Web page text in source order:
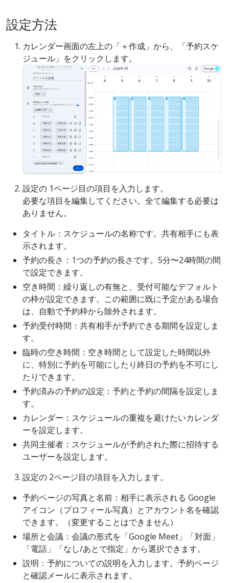
設定方法
カレンダー画面の左上の「＋作成」から、「予約スケ
ジュール」をクリックします。
設定の 1ページ目の項目を入力します。
必要な項目を編集してください。全て編集する必要は
ありません。
タイトル：スケジュールの名称です。共有相手にも表
示されます。
予約の長さ：1つの予約の長さです。5分〜24時間の間
で設定できます。
空き時間：繰り返しの有無と、受付可能なデフォルト
の枠が設定できます。この範囲に既に予定がある場合
は、自動で予約枠から除外されます。
予約受付時間：共有相手が予約できる期間を設定しま
す。
臨時の空き時間：空き時間として設定した時間以外
に、特別に予約を可能にしたり終日の予約を不可にし
たりできます。
予約済みの予約の設定：予約と予約の間隔を設定しま
す。
カレンダー：スケジュールの重複を避けたいカレンダ
ーを設定します。
共同主催者：スケジュールが予約された際に招待する
ユーザーを設定します。
設定の 2ページ目の項目を入力します。
予約ページの写真と名前：相手に表示される Google
アイコン（プロフィール写真）とアカウント名を確認
できます。（変更することはできません）
場所と会議：会議の形式を「Google Meet」「対面」
「電話」「なし/あとで指定」から選択できます。
説明：予約についての説明を入力します。予約ページ
と確認メールに表示されます。